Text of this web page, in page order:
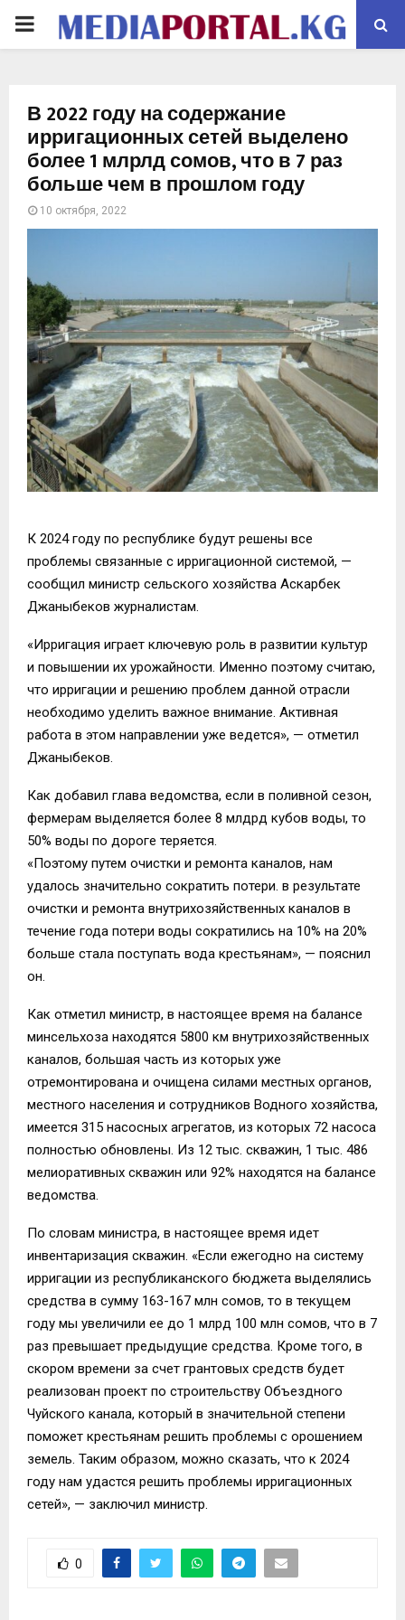
PRIMARY
В 2022 году на содержание
ирригационных сетей выделено
более 1 млрлд сомов, что в 7 раз
больше чем в прошлом году
10 октября, 2022
К 2024 году по республике будут решены все
проблемы связанные с ирригационной системой, —
сообщил министр сельского хозяйства Аскарбек
Джаныбеков журналистам.
«Ирригация играет ключевую роль в развитии культур
и повышении их урожайности. Именно поэтому считаю,
что ирригации и решению проблем данной отрасли
необходимо уделить важное внимание. Активная
работа в этом направлении уже ведется», — отметил
Джаныбеков.
Как добавил глава ведомства, если в поливной сезон,
фермерам выделяется более 8 млдрд кубов воды, то
50% воды по дороге теряется.
«Поэтому путем очистки и ремонта каналов, нам
удалось значительно сократить потери. в результате
очистки и ремонта внутрихозяйственных каналов в
течение года потери воды сократились на 10% на 20%
больше стала поступать вода крестьянам», — пояснил
он.
Как отметил министр, в настоящее время на балансе
минсельхоза находятся 5800 км внутрихозяйственных
каналов, большая часть из которых уже
отремонтирована и очищена силами местных органов,
местного населения и сотрудников Водного хозяйства,
имеется 315 насосных агрегатов, из которых 72 насоса
полностью обновлены. Из 12 тыс. скважин, 1 тыс. 486
мелиоративных скважин или 92% находятся на балансе
ведомства.
По словам министра, в настоящее время идет
инвентаризация скважин. «Если ежегодно на систему
ирригации из республиканского бюджета выделялись
средства в сумму 163-167 млн сомов, то в текущем
году мы увеличили ее до 1 млрд 100 млн сомов, что в 7
раз превышает предыдущие средства. Кроме того, в
скором времени за счет грантовых средств будет
реализован проект по строительству Объездного
Чуйского канала, который в значительной степени
поможет крестьянам решить проблемы с орошением
земель. Таким образом, можно сказать, что к 2024
году нам удастся решить проблемы ирригационных
сетей», — заключил министр.
0